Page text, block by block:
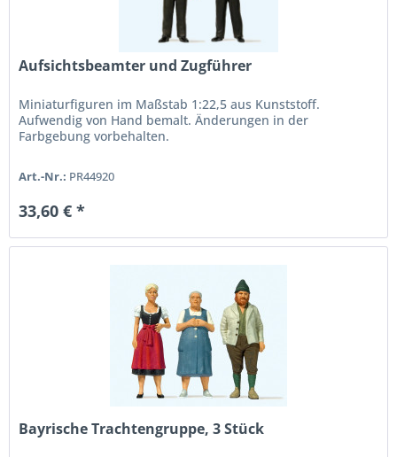
Aufsichtsbeamter und Zugführer
Miniaturfiguren im Maßstab 1:22,5 aus Kunststoff.
Aufwendig von Hand bemalt. Änderungen in der
Farbgebung vorbehalten.
Art.-Nr.: PR44920
33,60 € *
Bayrische Trachtengruppe, 3 Stück